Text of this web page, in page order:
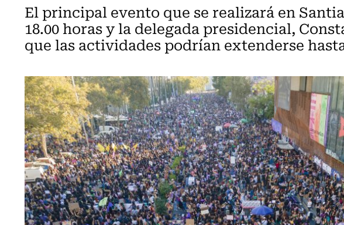
El principal evento que se realizará en
18.00 horas y la delegada presidencial,
que las actividades podrían extenderse